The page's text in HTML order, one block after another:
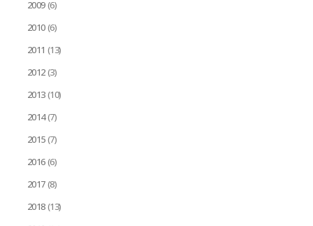
2009(6)
2010(6)
2011 (13)
2012(3)
2013(10)
2014(7)
2015(7)
2016(6)
2017(8)
2018(13)